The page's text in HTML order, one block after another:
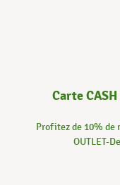
Carte
Profitez de 10% de
OUTLET-